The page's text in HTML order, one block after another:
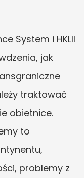
System i HKLII
jak
traktować
obietnice.
to
problemy z